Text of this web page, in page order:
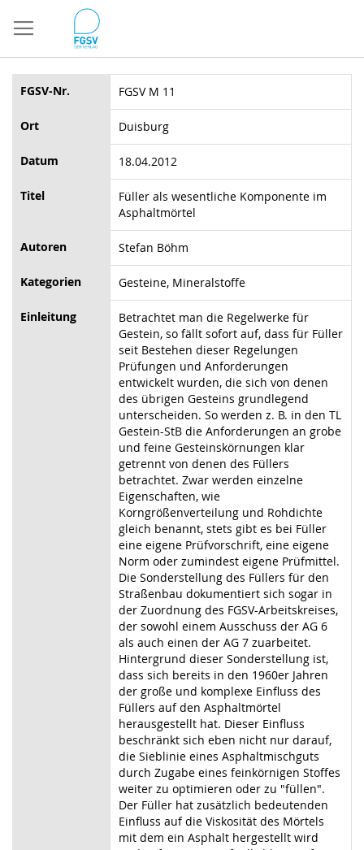
zum
Inhalt
FGSV-Nr. FGSV M 11
Ort Duisburg
Datum 18.04.2012
Titel
Füller als wesentliche Komponente im
Asphaltmörtel
Autoren Stefan Böhm
Kategorien Gesteine, Mineralstoffe
Einleitung
Betrachtet man die Regelwerke für
Gestein, so fällt sofort auf, dass für Füller
seit Bestehen dieser Regelungen
Prüfungen und Anforderungen
entwickelt wurden, die sich von denen
des übrigen Gesteins grundlegend
unterscheiden. So werden z. B. in den TL
Gestein-StB die Anforderungen an grobe
und feine Gesteinskörnungen klar
getrennt von denen des Füllers
betrachtet. Zwar werden einzelne
Eigenschaften, wie
Korngrößenverteilung und Rohdichte
gleich benannt, stets gibt es bei Füller
eine eigene Prüfvorschrift, eine eigene
Norm oder zumindest eigene Prüfmittel.
Die Sonderstellung des Füllers für den
Straßenbau dokumentiert sich sogar in
der Zuordnung des FGSV-Arbeitskreises,
der sowohl einem Ausschuss der AG 6
als auch einen der AG 7 zuarbeitet.
Hintergrund dieser Sonderstellung ist,
dass sich bereits in den 1960er Jahren
der große und komplexe Einfluss des
Füllers auf den Asphaltmörtel
herausgestellt hat. Dieser Einfluss
beschränkt sich eben nicht nur darauf,
die Sieblinie eines Asphaltmischguts
durch Zugabe eines feinkörnigen Stoffes
weiter zu optimieren oder zu "füllen".
Der Füller hat zusätzlich bedeutenden
Einfluss auf die Viskosität des Mörtels
mit dem ein Asphalt hergestellt wird